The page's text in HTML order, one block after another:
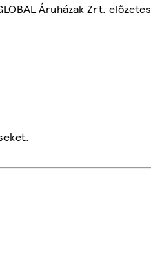
Áruházak Zrt. előzetes